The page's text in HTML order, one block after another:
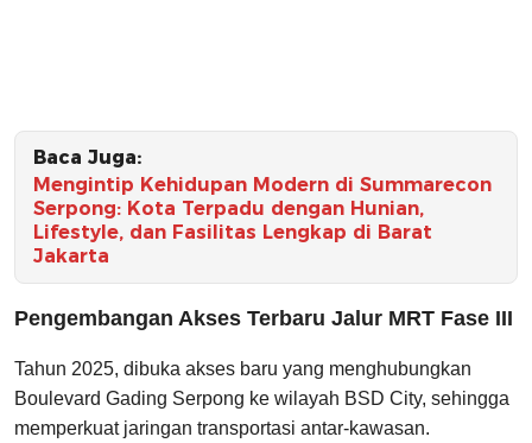
Baca Juga:
Mengintip Kehidupan Modern di Summarecon
Serpong: Kota Terpadu dengan Hunian,
Lifestyle, dan Fasilitas Lengkap di Barat
Jakarta
Pengembangan Akses Terbaru Jalur MRT Fase III
Tahun 2025, dibuka akses baru yang menghubungkan
Boulevard Gading Serpong ke wilayah BSD City, sehingga
memperkuat jaringan transportasi antar‑kawasan.